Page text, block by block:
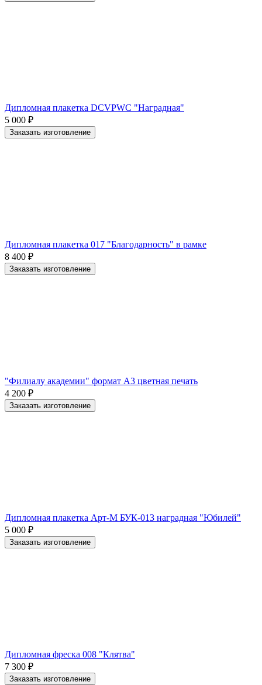
Дипломная плакетка DCVPWC "Наградная"
5 000 ₽
Заказать изготовление
Дипломная плакетка 017 "Благодарность" в рамке
8 400 ₽
Заказать изготовление
"Филиалу академии" формат А3 цветная печать
4 200 ₽
Заказать изготовление
Дипломная плакетка Арт-М БУК-013 наградная "Юбилей"
5 000 ₽
Заказать изготовление
Дипломная фреска 008 "Клятва"
7 300 ₽
Заказать изготовление